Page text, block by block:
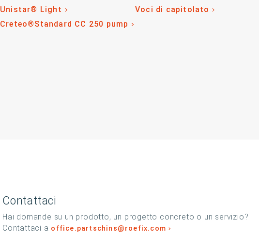
Unistar® Light
Creteo®Standard CC 250 pump
Voci di capitolato
Contattaci
Hai domande su un prodotto, un progetto concreto o un servizio?
Contattaci a office.partschins@roefix.com